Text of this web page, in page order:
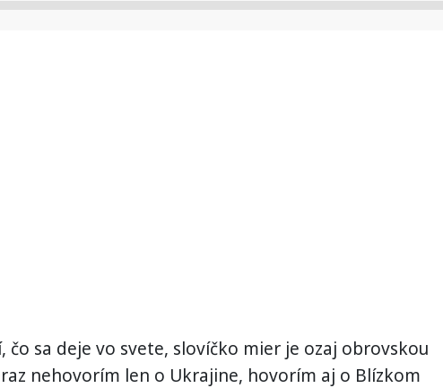
čo sa deje vo svete, slovíčko mier je ozaj obrovskou
nehovorím len o Ukrajine, hovorím aj o Blízkom